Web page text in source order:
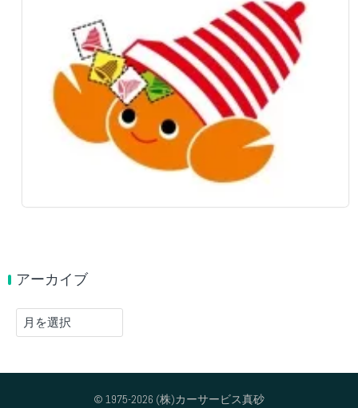
アーカイブ
ア
ー
イ
© 1975-2026 (株)カーサービス真砂